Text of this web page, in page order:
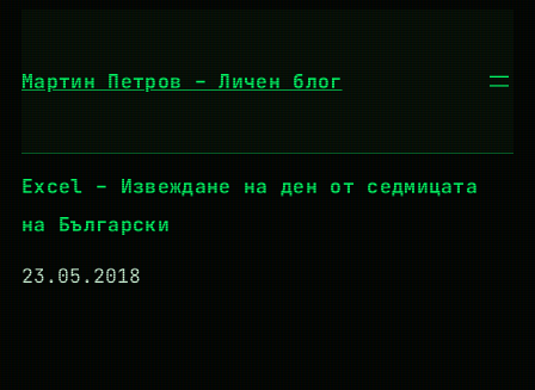
Мартин Петров – Личен блог
Excel – Извеждане на ден от седмицата
на Български
23.05.2018